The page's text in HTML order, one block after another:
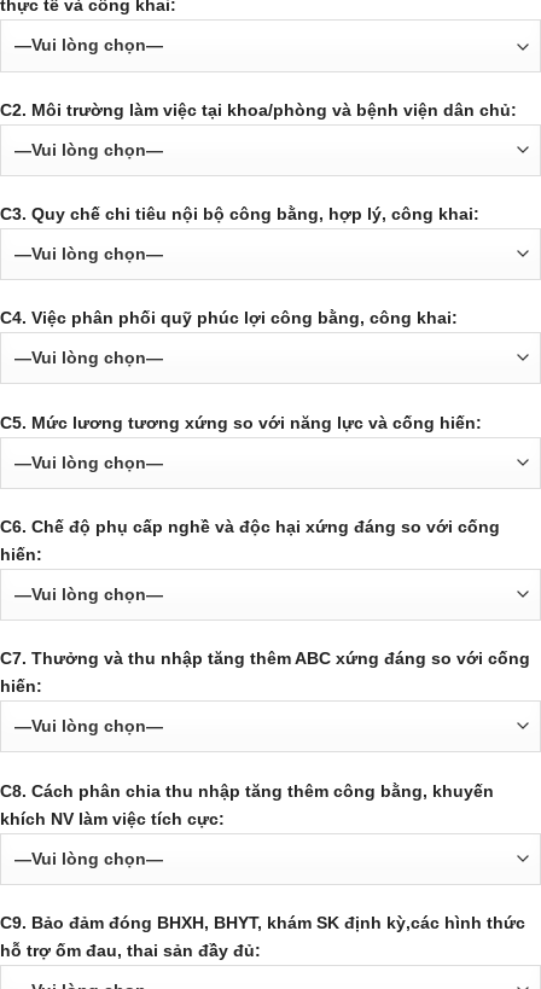
thực tế và công khai:
C2. Môi trường làm việc tại khoa/phòng và bệnh viện dân chủ:
C3. Quy chế chi tiêu nội bộ công bằng, hợp lý, công khai:
C4. Việc phân phối quỹ phúc lợi công bằng, công khai:
C5. Mức lương tương xứng so với năng lực và cống hiến:
C6. Chế độ phụ cấp nghề và độc hại xứng đáng so với cống
hiến:
C7. Thưởng và thu nhập tăng thêm ABC xứng đáng so với cống
hiến:
C8. Cách phân chia thu nhập tăng thêm công bằng, khuyến
khích NV làm việc tích cực:
C9. Bảo đảm đóng BHXH, BHYT, khám SK định kỳ,các hình thức
hỗ trợ ốm đau, thai sản đầy đủ: